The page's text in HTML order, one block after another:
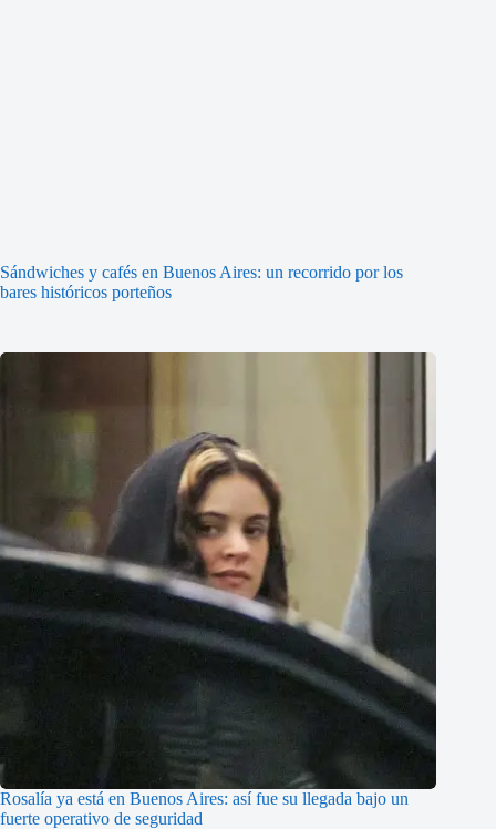
Sándwiches y cafés en Buenos Aires: un recorrido por los
bares históricos porteños
Rosalía ya está en Buenos Aires: así fue su llegada bajo un
fuerte operativo de seguridad